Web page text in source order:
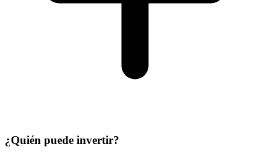
¿Quién puede invertir?